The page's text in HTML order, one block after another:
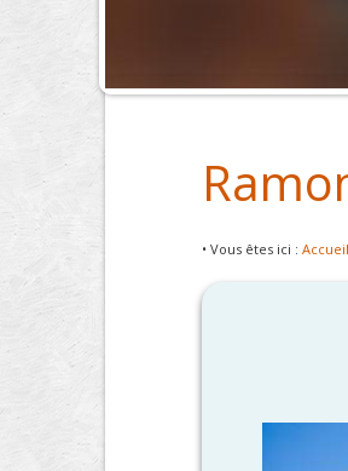
• Vous êtes ici : Accueil